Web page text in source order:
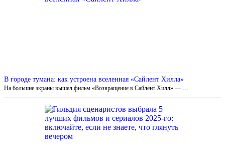
В городе тумана: как устроена вселенная «Сайлент Хилла»
На большие экраны вышел фильм «Возвращение в Сайлент Хилл» — …